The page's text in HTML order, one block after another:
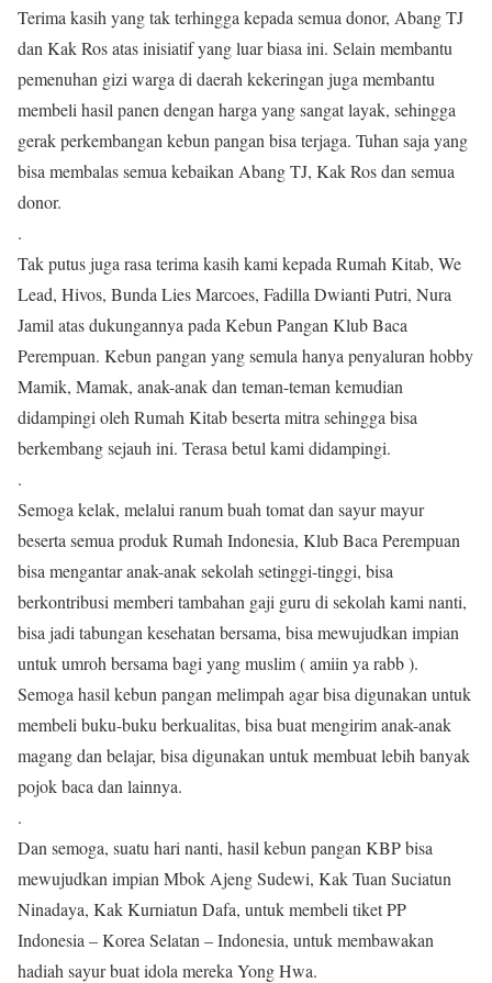
Terima kasih yang tak terhingga kepada semua donor, Abang TJ
dan Kak Ros atas inisiatif yang luar biasa ini. Selain membantu
pemenuhan gizi warga di daerah kekeringan juga membantu
membeli hasil panen dengan harga yang sangat layak, sehingga
gerak perkembangan kebun pangan bisa terjaga. Tuhan saja yang
bisa membalas semua kebaikan Abang TJ, Kak Ros dan semua
donor.
.
Tak putus juga rasa terima kasih kami kepada Rumah Kitab, We
Lead, Hivos, Bunda Lies Marcoes, Fadilla Dwianti Putri, Nura
Jamil atas dukungannya pada Kebun Pangan Klub Baca
Perempuan. Kebun pangan yang semula hanya penyaluran hobby
Mamik, Mamak, anak-anak dan teman-teman kemudian
didampingi oleh Rumah Kitab beserta mitra sehingga bisa
berkembang sejauh ini. Terasa betul kami didampingi.
.
Semoga kelak, melalui ranum buah tomat dan sayur mayur
beserta semua produk Rumah Indonesia, Klub Baca Perempuan
bisa mengantar anak-anak sekolah setinggi-tinggi, bisa
berkontribusi memberi tambahan gaji guru di sekolah kami nanti,
bisa jadi tabungan kesehatan bersama, bisa mewujudkan impian
untuk umroh bersama bagi yang muslim ( amiin ya rabb ).
Semoga hasil kebun pangan melimpah agar bisa digunakan untuk
membeli buku-buku berkualitas, bisa buat mengirim anak-anak
magang dan belajar, bisa digunakan untuk membuat lebih banyak
pojok baca dan lainnya.
.
Dan semoga, suatu hari nanti, hasil kebun pangan KBP bisa
mewujudkan impian Mbok Ajeng Sudewi, Kak Tuan Suciatun
Ninadaya, Kak Kurniatun Dafa, untuk membeli tiket PP
Indonesia – Korea Selatan – Indonesia, untuk membawakan
hadiah sayur buat idola mereka Yong Hwa.